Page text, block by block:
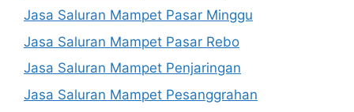
Jasa Saluran Mampet Pasar Minggu
Jasa Saluran Mampet Pasar Rebo
Jasa Saluran Mampet Penjaringan
Jasa Saluran Mampet Pesanggrahan